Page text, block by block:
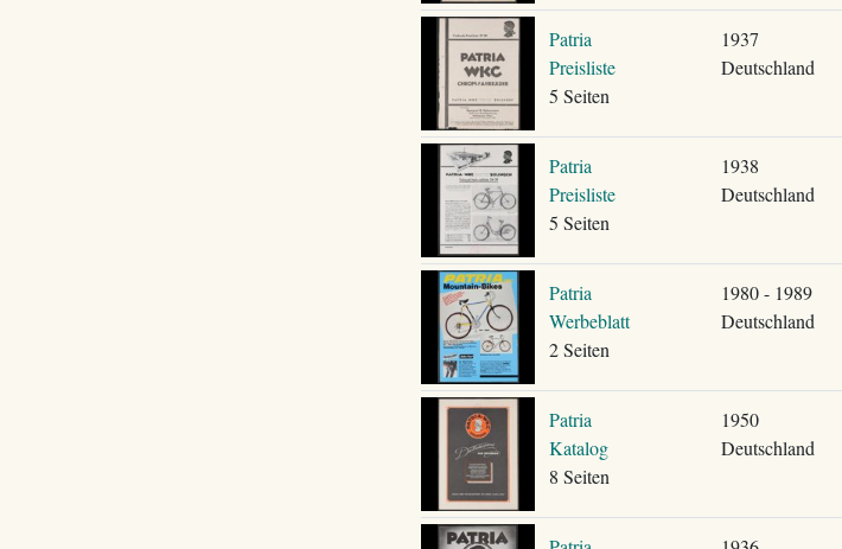
Patria
Preisliste
5 Seiten
1937
Deutschland
Patria
Preisliste
5 Seiten
1938
Deutschland
Patria
Werbeblatt
2 Seiten
1980 - 1989
Deutschland
Patria
Katalog
8 Seiten
1950
Deutschland